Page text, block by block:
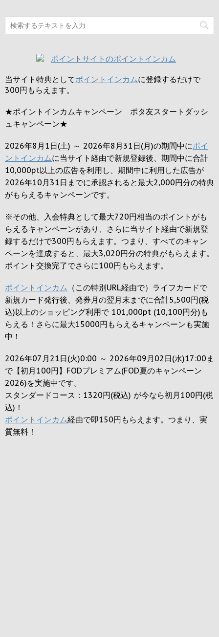
当サイト特典としてポイントインカムに登録するだけで
300円 もらえます。
★ポイントインカムキャンペーン ポタ友スタートダッシ
ュキャンペーン★
2026年8月1日(土) ～ 2026年8月31日(月)の期間中にポイ
ントインカムに当サイト経由で新規登録後、期間中に合計
10,000pt以上の広告を利用し、期間中に利用した広告が
2026年10月31日までに承認されると最大2,000円分の特典
がもらえるキャンペーンです。
※その他、入会特典として最大720円相当のポイントがも
らえるキャンペーンがあり、さらに当サイト経由で新規登
録するだけで300円 もらえます。つまり、すべてのキャン
ペーンを達成すると、最大3,020円分の特典がもらえます。
ポイント交換完了でさらに100円 もらえます。
ポイントインカム （この特別URL経由で）ライフカードで
新規カード発行後、発券月の翌月末までに合計5,500円(税
込)以上のショッピング利用で 101,000pt (10,100円分)も
らえる！さらに最大15000円もらえるキャンペーンも実施
中！
2026年07月21日(火)0:00 ～ 2026年09月02日(水)17:00ま
で【初月100円】FODプレミアム(FOD夏のキャンペーン
2026)を実施中です。
スタンダードコース：1320円(税込) が今なら初月100円(税
込)！
ポイントインカム経由で即150円もらえます。つまり、実
質無料！